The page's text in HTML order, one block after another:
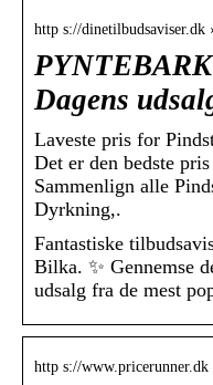
http s://dinetilbudsaviser.dk
Dagens
Laveste pris for
Det er den bedste
Sammenlign alle
Dyrkning,.
Fantastiske
Bilka. ✨ Gennemse
udsalg fra de mest
http s://